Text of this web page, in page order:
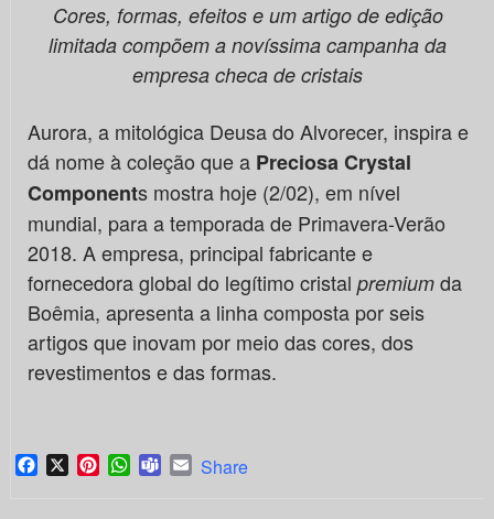
Cores, formas, efeitos e um artigo de edição
limitada compõem a novíssima campanha da
empresa checa de cristais
Aurora, a mitológica Deusa do Alvorecer, inspira e
dá nome à coleção que a Preciosa Crystal
Components mostra hoje (2/02), em nível
mundial, para a temporada de Primavera-Verão
2018. A empresa, principal fabricante e
fornecedora global do legítimo cristal premiumda
Boêmia, apresenta a linha composta por seis
artigos que inovam por meio das cores, dos
revestimentos e das formas.
Facebook
X PinterestWhatsApp
TeamsEmail
Share